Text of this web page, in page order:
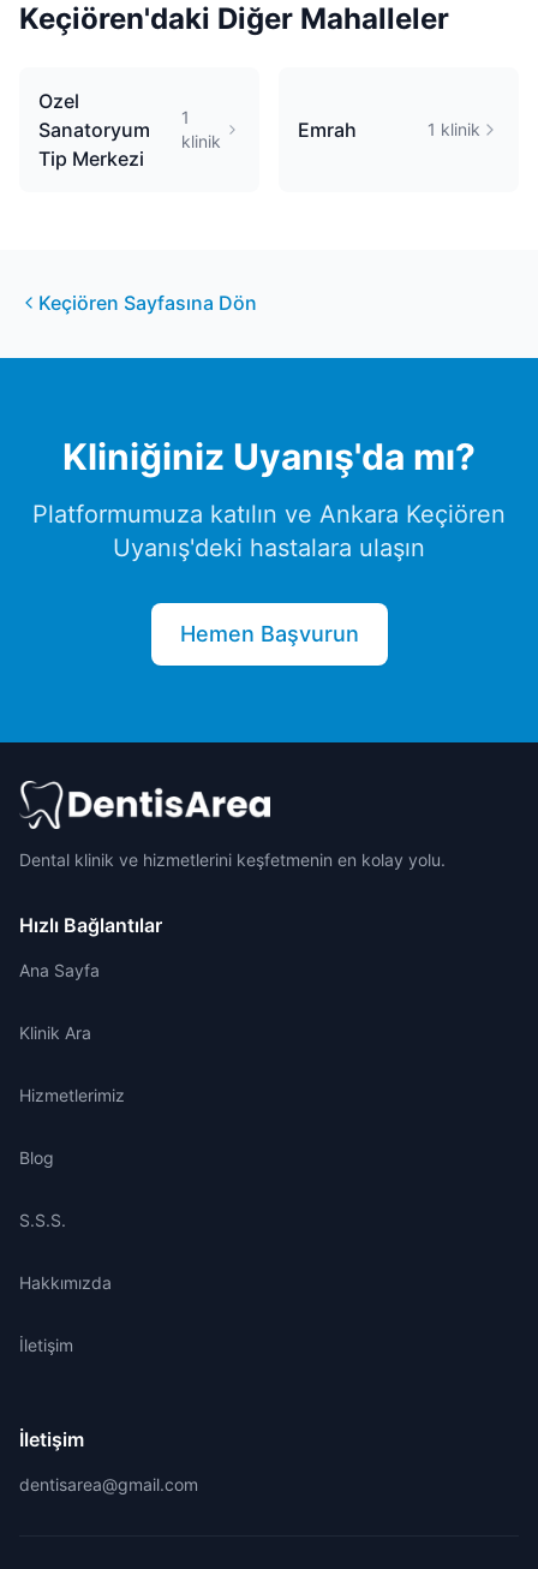
Keçiören'daki Diğer Mahalleler
Ozel
Sanatoryum
Tip Merkezi
1
klinik
Emrah 1 klinik
Keçiören Sayfasına Dön
Kliniğiniz Uyanış'da mı?
Platformumuza katılın ve Ankara Keçiören
Uyanış'deki hastalara ulaşın
Hemen Başvurun
Dental klinik ve hizmetlerini keşfetmenin en kolay yolu.
Hızlı Bağlantılar
Ana Sayfa
Klinik Ara
Hizmetlerimiz
Blog
S.S.S.
Hakkımızda
İletişim
İletişim
dentisarea@gmail.com